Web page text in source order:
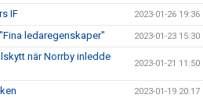
IF 2023-01-26 19:36
ledaregenskaper" 2023-01-23 15:30
när Norrby inledde
2023-01-21 11:50
2023-01-19 20:17